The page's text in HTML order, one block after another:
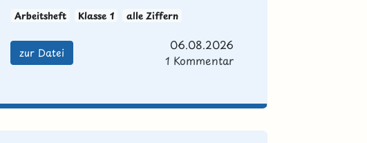
Arbeitsheft Klasse 1 alle Ziffern
zur Datei
06.08.2026
1 Kommentar